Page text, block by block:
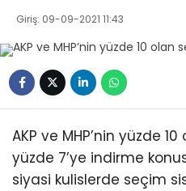
Giriş: 09-09-2021 11:43
AKP ve MHP’nin yüzde
yüzde 7’ye indirme
siyasi kulislerde seçim